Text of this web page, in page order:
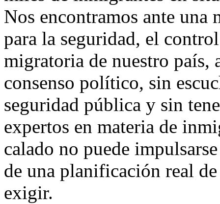
Nos encontramos ante una
para la seguridad, el
migratoria de nuestro país,
consenso político, sin
seguridad pública y sin
expertos en materia de
calado no puede
de una planificación real
exigir.